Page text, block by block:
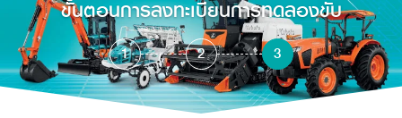
อุปกรณ์ต่อพ่วงแทรกเตอร์
รถเกี่ยวนวดข้าว
รถดำนา
ชุดอุปกรณ์เสริมรถดำนา
สาระความรู้
ผู้แทนจำหน่าย
เครื่องจักรกลการเกษตร
ข้อมูลองค์กร
ขั้นตอนการลงทะเบียนการทดลองขับ
1 2 3